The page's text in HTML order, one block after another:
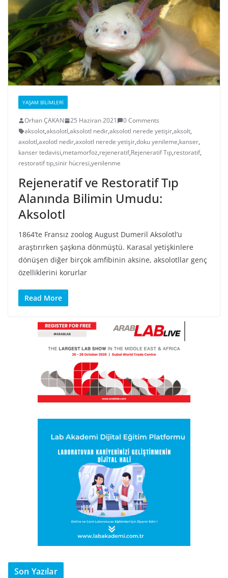
YAŞAM BILIMLERI
Orhan ÇAKAN 25 Haziran 2021
0 Comments
aksolot,aksolotl,aksolotl nedir,aksolotl nerede yetişir,aksolt,
axolotl,axolotl nedir,axolotl nerede yetişir,doku yenileme,kanser,
kanser tedavisi,metamorfoz,rejeneratif,Rejeneratif Tıp,restoratif,
restoratif tıp,sinir hücresi,yenilenme
Rejeneratif ve Restoratif Tıp
Alanında Bilimin Umudu:
Aksolotl
1864’te Fransız zoolog August Dumeril Aksolotl’u
araştırırken şaşkına dönmüştü. Karasal yetişkinlere
dönüşen diğer birçok amfibinin aksine, aksolotllar genç
özelliklerini korurlar
Read More
Son Yazılar